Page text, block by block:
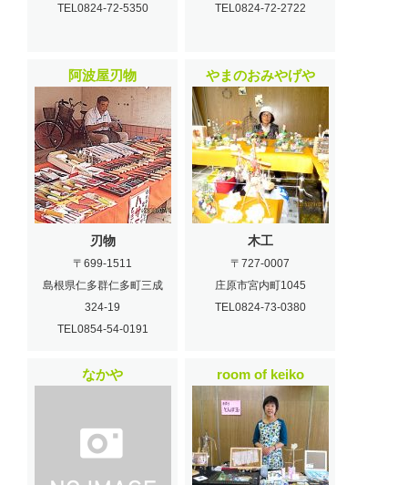
TEL0824-72-5350
TEL0824-72-2722
阿波屋刃物
刃物
〒699-1511
島根県仁多群仁多町三成
324-19
TEL0854-54-0191
やまのおみやげや
木工
〒727-0007
庄原市宮内町1045
TEL0824-73-0380
なかや room of keiko